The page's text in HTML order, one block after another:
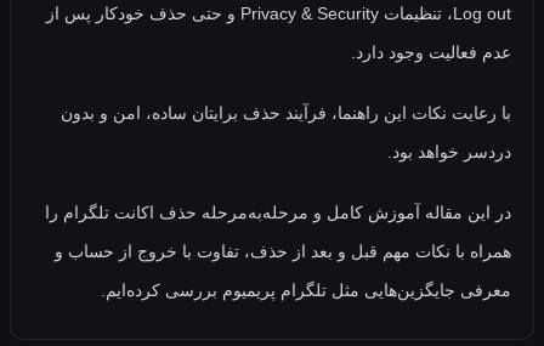
Log out، تنظیمات Privacy & Security و حتی حذف خودکار پس از
وجود دارد.
نکات این راهنما، فرآیند حذف برایتان ساده، امن و بدون
خواهد بود.
مقاله آموزش کامل و مرحله‌به‌مرحله حذف اکانت تلگرام را
با نکات مهم قبل و بعد از حذف، تفاوت با خروج از حساب و
جایگزین‌هایی مثل تلگرام پریمیوم بررسی کرده‌ایم.